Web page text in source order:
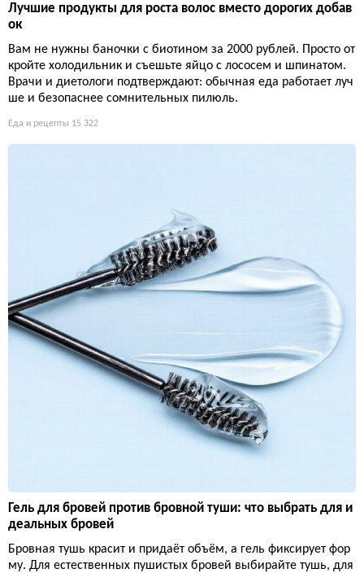
Лучшие продукты для роста волос вместо дорогих добав
ок
Вам не нужны баночки с биотином за 2000 рублей. Просто от
кройте холодильник и съешьте яйцо с лососем и шпинатом.
Врачи и диетологи подтверждают: обычная еда работает луч
ше и безопаснее сомнительных пилюль.
Еда и рецепты 15 322
Гель для бровей против бровной туши: что выбрать для и
деальных бровей
Бровная тушь красит и придаёт объём, а гель фиксирует фор
му. Для естественных пушистых бровей выбирайте тушь, для